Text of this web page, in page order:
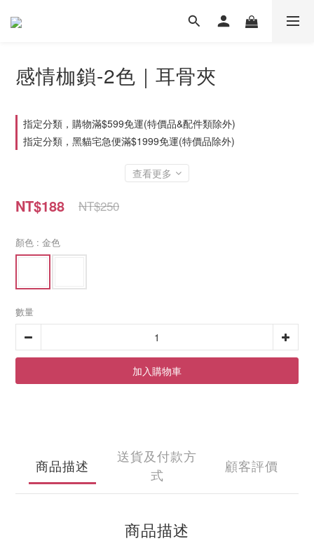
感情枷鎖-2色｜耳骨夾
指定分類，購物滿$599免運(特價品&配件類除外)
指定分類，黑貓宅急便滿$1999免運(特價品除外)
查看更多
NT$188 NT$250
顏色 : 金色
數量
加入購物車
商品描述
送貨及付款方
式
顧客評價
商品描述